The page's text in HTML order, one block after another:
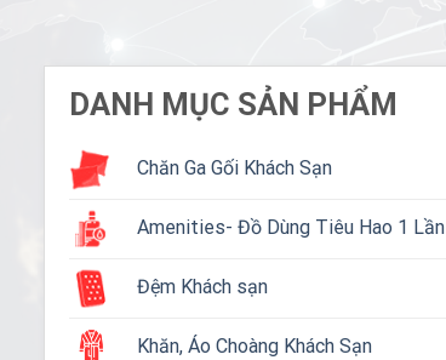
DANH MỤC SẢN PHẨM
Chăn Ga Gối Khách Sạn
Amenities- Đồ Dùng Tiêu Hao 1 Lần
Đệm Khách sạn
Khăn, Áo Choàng Khách Sạn